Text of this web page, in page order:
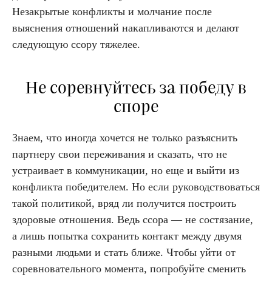
Незакрытые конфликты и молчание после
выяснения отношений накапливаются и делают
следующую ссору тяжелее.
Не соревнуйтесь за победу в
споре
Знаем, что иногда хочется не только разъяснить
партнеру свои переживания и сказать, что не
устраивает в коммуникации, но еще и выйти из
конфликта победителем. Но если руководствоваться
такой политикой, вряд ли получится построить
здоровые отношения. Ведь ссора — не состязание,
а лишь попытка сохранить контакт между двумя
разными людьми и стать ближе. Чтобы уйти от
соревновательного момента, попробуйте сменить